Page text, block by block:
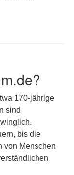
170-jährige
sind
bis die
von Menschen